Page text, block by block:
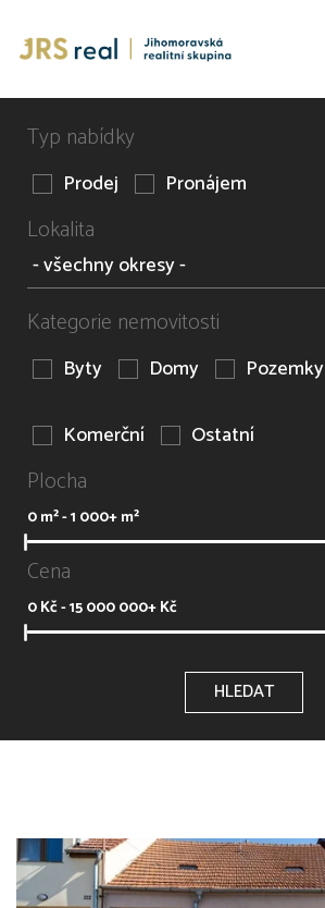
Typ nabídky
Prodej Pronájem
Lokalita
Kategorie nemovitosti
Byty Domy Pozemky
Komerční Ostatní
Plocha
0m² -1 000+m²
Cena
0Kč -15 000 000+Kč
HLEDAT